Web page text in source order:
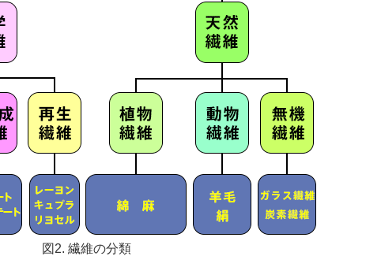
図2. 繊維の分類